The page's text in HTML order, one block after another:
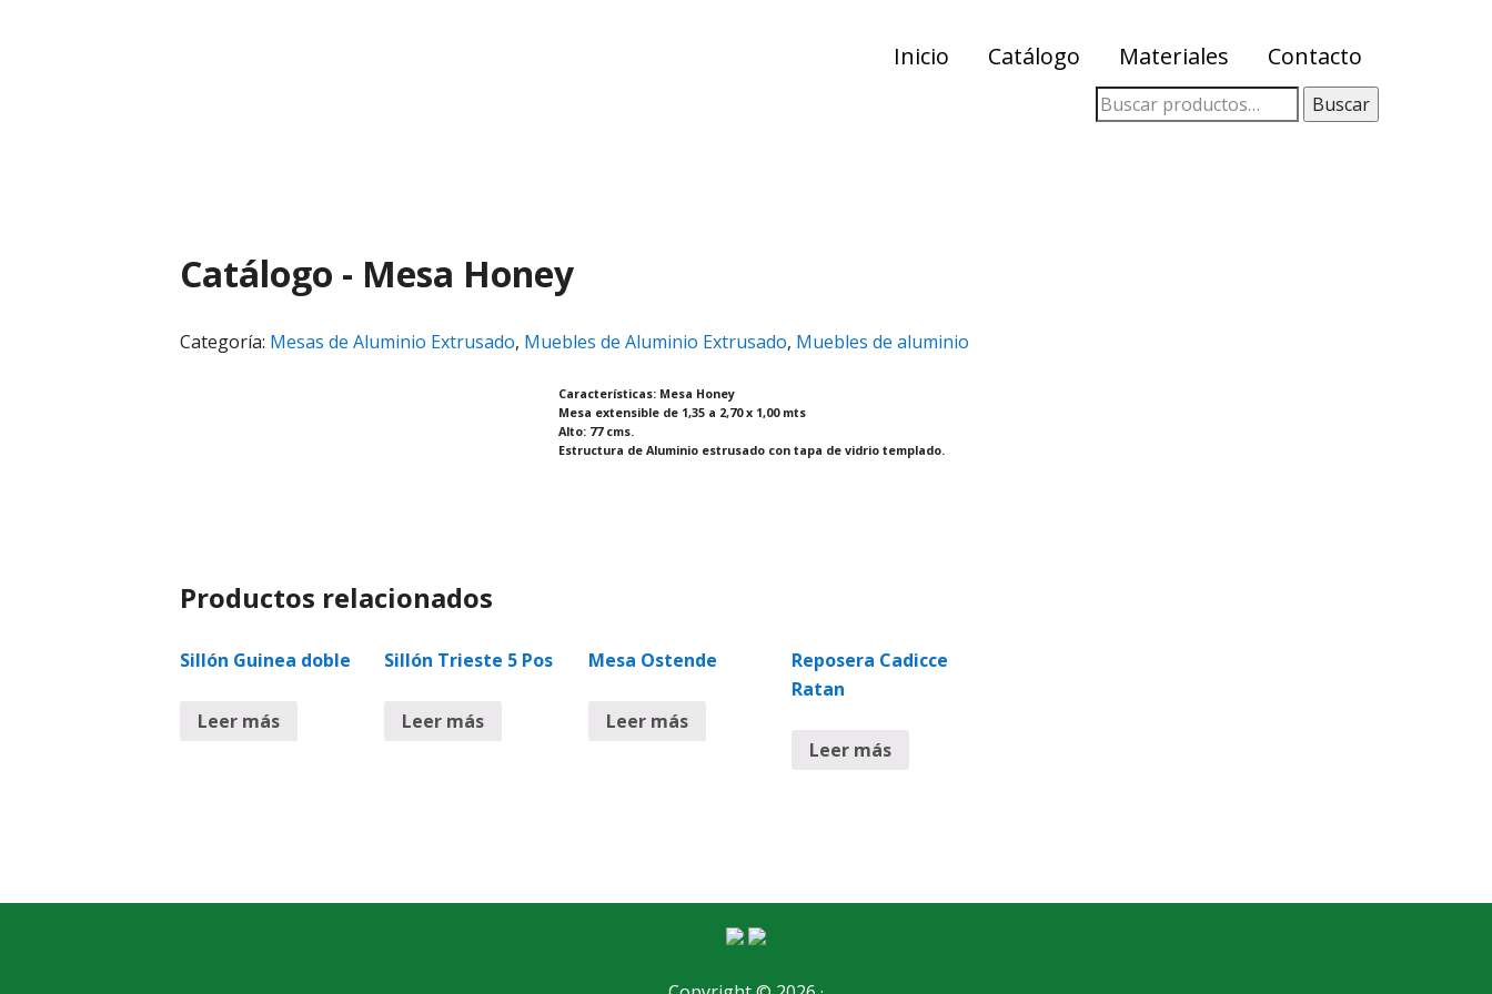
Inicio Catálogo Materiales Contacto
Buscar
Catálogo - Mesa Honey
Categoría: Mesas de Aluminio Extrusado, Muebles de Aluminio Extrusado, Muebles de aluminio
Características: Mesa Honey
Mesa extensible de 1,35 a 2,70 x 1,00 mts
Alto: 77 cms.
Estructura de Aluminio estrusado con tapa de vidrio templado.
Productos relacionados
Sillón Guinea doble
Leer más
Sillón Trieste 5 Pos
Leer más
Mesa Ostende
Leer más
Reposera Cadicce
Ratan
Leer más